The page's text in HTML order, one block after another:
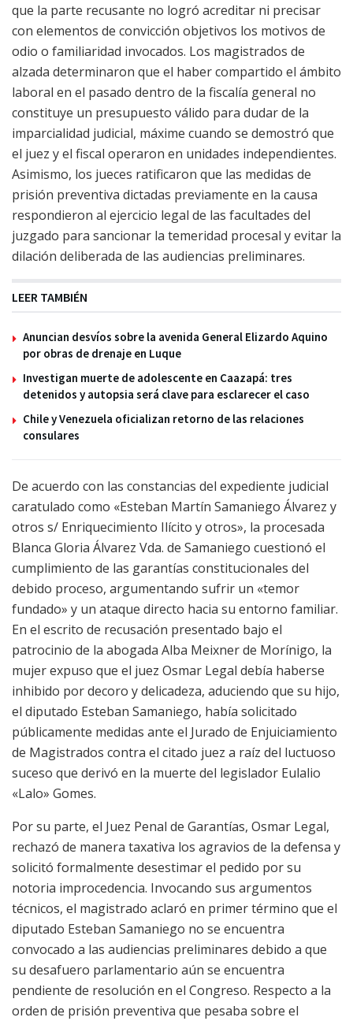
que la parte recusante no logró acreditar ni precisar
con elementos de convicción objetivos los motivos de
odio o familiaridad invocados. Los magistrados de
alzada determinaron que el haber compartido el ámbito
laboral en el pasado dentro de la fiscalía general no
constituye un presupuesto válido para dudar de la
imparcialidad judicial, máxime cuando se demostró que
el juez y el fiscal operaron en unidades independientes.
Asimismo, los jueces ratificaron que las medidas de
prisión preventiva dictadas previamente en la causa
respondieron al ejercicio legal de las facultades del
juzgado para sancionar la temeridad procesal y evitar la
dilación deliberada de las audiencias preliminares.
LEER TAMBIÉN
Anuncian desvíos sobre la avenida General Elizardo Aquino
por obras de drenaje en Luque
Investigan muerte de adolescente en Caazapá: tres
detenidos y autopsia será clave para esclarecer el caso
Chile y Venezuela oficializan retorno de las relaciones
consulares
De acuerdo con las constancias del expediente judicial
caratulado como «Esteban Martín Samaniego Álvarez y
otros s/ Enriquecimiento Ilícito y otros», la procesada
Blanca Gloria Álvarez Vda. de Samaniego cuestionó el
cumplimiento de las garantías constitucionales del
debido proceso, argumentando sufrir un «temor
fundado» y un ataque directo hacia su entorno familiar.
En el escrito de recusación presentado bajo el
patrocinio de la abogada Alba Meixner de Morínigo, la
mujer expuso que el juez Osmar Legal debía haberse
inhibido por decoro y delicadeza, aduciendo que su hijo,
el diputado Esteban Samaniego, había solicitado
públicamente medidas ante el Jurado de Enjuiciamiento
de Magistrados contra el citado juez a raíz del luctuoso
suceso que derivó en la muerte del legislador Eulalio
«Lalo» Gomes.
Por su parte, el Juez Penal de Garantías, Osmar Legal,
rechazó de manera taxativa los agravios de la defensa y
solicitó formalmente desestimar el pedido por su
notoria improcedencia. Invocando sus argumentos
técnicos, el magistrado aclaró en primer término que el
diputado Esteban Samaniego no se encuentra
convocado a las audiencias preliminares debido a que
su desafuero parlamentario aún se encuentra
pendiente de resolución en el Congreso. Respecto a la
orden de prisión preventiva que pesaba sobre el